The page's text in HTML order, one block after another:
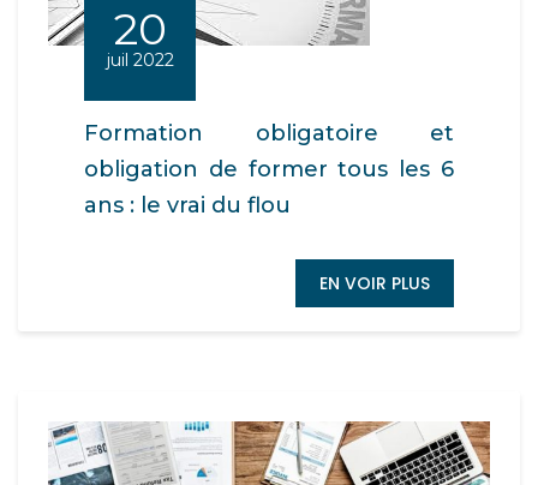
20
juil 2022
Formation obligatoire et
obligation de former tous les 6
ans : le vrai du flou
EN VOIR PLUS